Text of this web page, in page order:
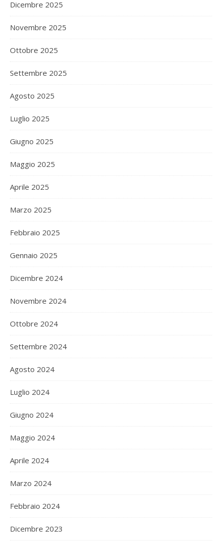
Dicembre 2025
Novembre 2025
Ottobre 2025
Settembre 2025
Agosto 2025
Luglio 2025
Giugno 2025
Maggio 2025
Aprile 2025
Marzo 2025
Febbraio 2025
Gennaio 2025
Dicembre 2024
Novembre 2024
Ottobre 2024
Settembre 2024
Agosto 2024
Luglio 2024
Giugno 2024
Maggio 2024
Aprile 2024
Marzo 2024
Febbraio 2024
Dicembre 2023